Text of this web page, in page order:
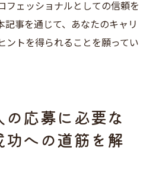
フェッショナルとしての信頼を
記事を通じて、あなたのキャリ
ントを得られることを願ってい
応募に必要な
功への道筋を解